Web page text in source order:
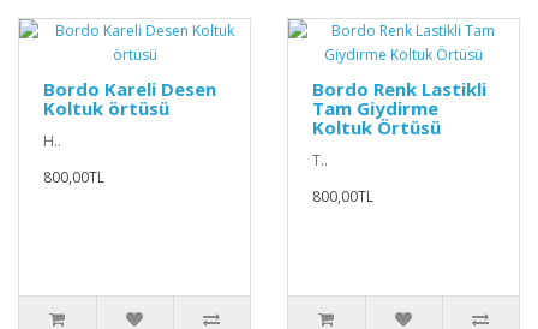
Bordo Kareli Desen
Koltuk örtüsü
H..
800,00TL
Bordo Renk Lastikli
Tam Giydirme
Koltuk Örtüsü
T..
800,00TL